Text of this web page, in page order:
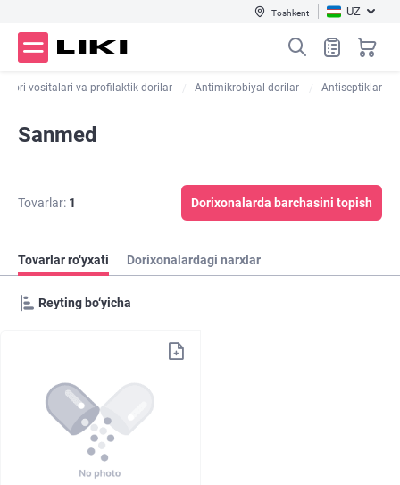
Toshkent UZ
Dori vositalari va profilaktik dorilar Antimikrobiyal dorilar Antiseptiklar
Sanmed
Tovarlar: 1 Dorixonalarda barchasini topish
Tovarlar ro‘yxati Dorixonalardagi narxlar